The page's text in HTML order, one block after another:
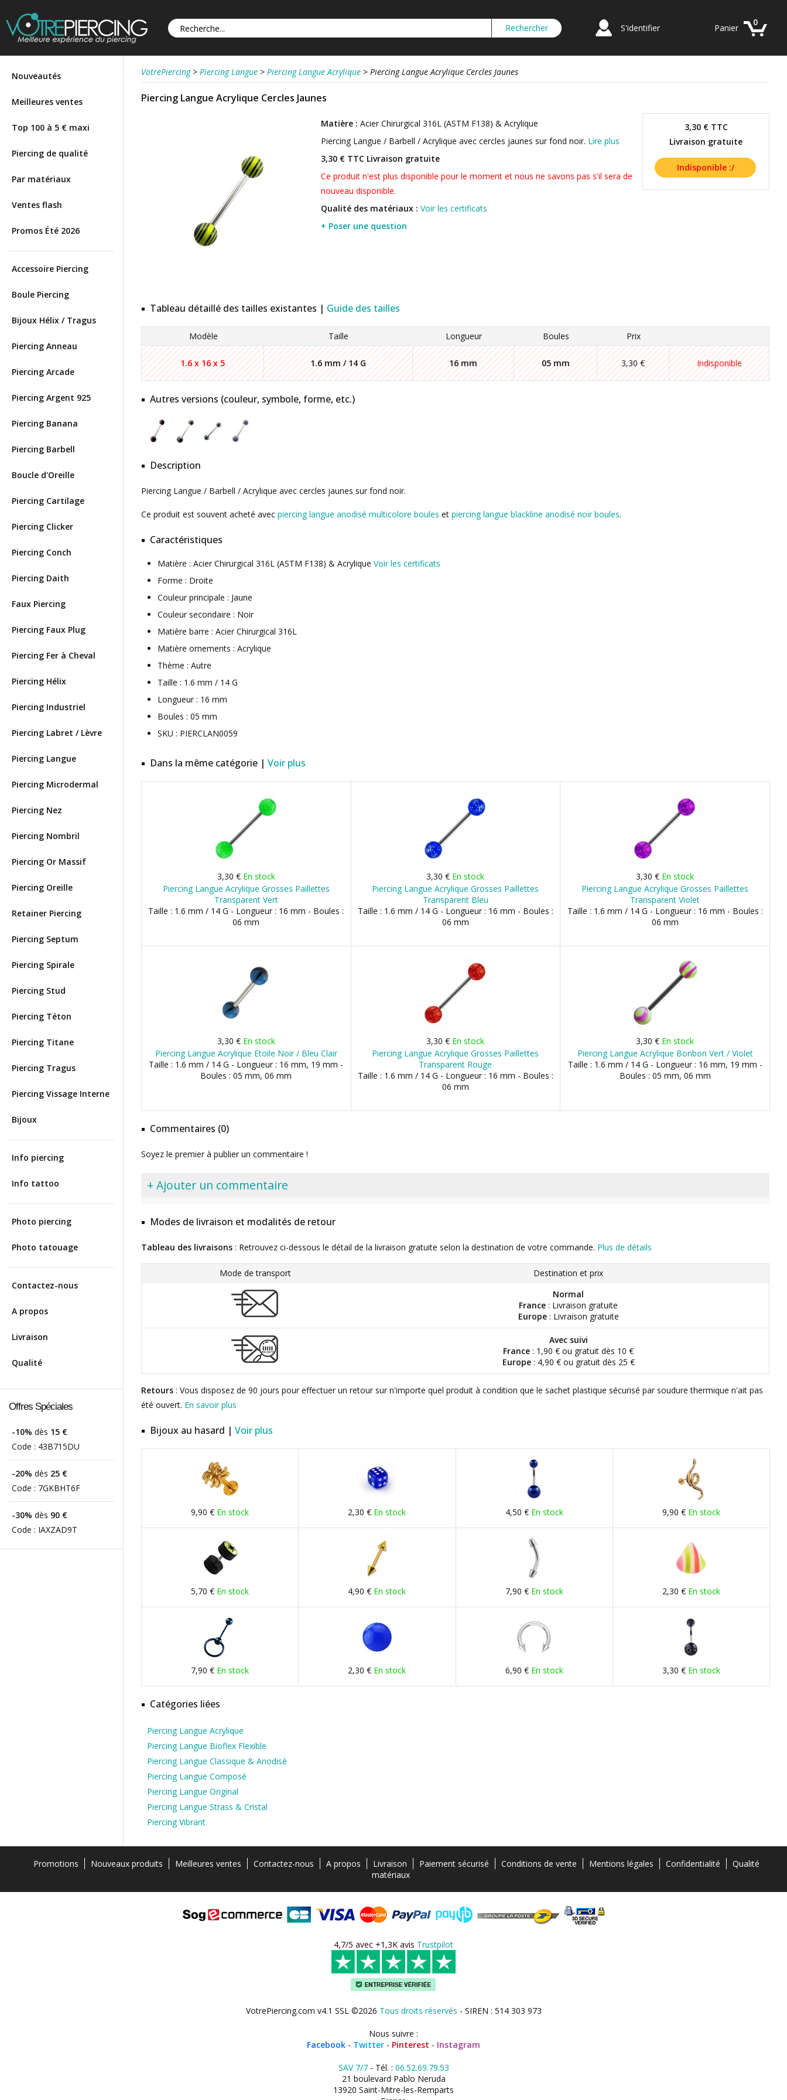
S'identifier
0
Panier
Nouveautés
Meilleures ventes
Top 100 à 5 € maxi
Piercing de qualité
Par matériaux
Ventes flash
Promos Été 2026
Accessoire Piercing
Boule Piercing
Bijoux Hélix / Tragus
Piercing Anneau
Piercing Arcade
Piercing Argent 925
Piercing Banana
Piercing Barbell
Boucle d'Oreille
Piercing Cartilage
Piercing Clicker
Piercing Conch
Piercing Daith
Faux Piercing
Piercing Faux Plug
Piercing Fer à Cheval
Piercing Hélix
Piercing Industriel
Piercing Labret / Lèvre
Piercing Langue
Piercing Microdermal
Piercing Nez
Piercing Nombril
Piercing Or Massif
Piercing Oreille
Retainer Piercing
Piercing Septum
Piercing Spirale
Piercing Stud
Piercing Téton
Piercing Titane
Piercing Tragus
Piercing Vissage Interne
Bijoux
Info piercing
Info tattoo
Photo piercing
Photo tatouage
Contactez-nous
A propos
Livraison
Qualité
Offres Spéciales
-10% dès 15 €
Code : 43B715DU
-20% dès 25 €
Code : 7GKBHT6F
-30% dès 90 €
Code : IAXZAD9T
VotrePiercing > Piercing Langue > Piercing Langue Acrylique > Piercing Langue Acrylique Cercles Jaunes
Piercing Langue Acrylique Cercles Jaunes
3,30 €TTC
Livraison gratuite
Matière : Acier Chirurgical 316L (ASTM F138) & Acrylique
Piercing Langue / Barbell / Acrylique avec cercles jaunes sur fond noir. Lire plus
3,30 € TTC Livraison gratuite
Ce produit n'est plus disponible pour le moment et nous ne savons pas s'il sera de
nouveau disponible.
Qualité des matériaux : Voir les certificats
+ Poser une question
Tableau détaillé des tailles existantes | Guide des tailles
Modèle Taille Longueur Boules Prix
1.6 x 16 x 5 1.6 mm / 14 G 16 mm 05 mm 3,30 € Indisponible
Autres versions (couleur, symbole, forme, etc.)
Description
Piercing Langue / Barbell / Acrylique avec cercles jaunes sur fond noir.
Ce produit est souvent acheté avec piercing langue anodisé multicolore boules et piercing langue blackline anodisé noir boules.
Caractéristiques
Matière : Acier Chirurgical 316L (ASTM F138) & Acrylique Voir les certificats
Forme : Droite
Couleur principale : Jaune
Couleur secondaire : Noir
Matière barre : Acier Chirurgical 316L
Matière ornements : Acrylique
Thème : Autre
Taille : 1.6 mm / 14 G
Longueur : 16 mm
Boules : 05 mm
SKU : PIERCLAN0059
Dans la même catégorie | Voir plus
3,30 € En stock
Piercing Langue Acrylique Grosses Paillettes
Transparent Vert
Taille : 1.6 mm / 14 G - Longueur : 16 mm - Boules :
06 mm
3,30 € En stock
Piercing Langue Acrylique Grosses Paillettes
Transparent Bleu
Taille : 1.6 mm / 14 G - Longueur : 16 mm - Boules :
06 mm
3,30 € En stock
Piercing Langue Acrylique Grosses Paillettes
Transparent Violet
Taille : 1.6 mm / 14 G - Longueur : 16 mm - Boules :
06 mm
3,30 € En stock
Piercing Langue Acrylique Etoile Noir / Bleu Clair
Taille : 1.6 mm / 14 G - Longueur : 16 mm, 19 mm -
Boules : 05 mm, 06 mm
3,30 € En stock
Piercing Langue Acrylique Grosses Paillettes
Transparent Rouge
Taille : 1.6 mm / 14 G - Longueur : 16 mm - Boules :
06 mm
3,30 € En stock
Piercing Langue Acrylique Bonbon Vert / Violet
Taille : 1.6 mm / 14 G - Longueur : 16 mm, 19 mm -
Boules : 05 mm, 06 mm
Commentaires (0)
Soyez le premier à publier un commentaire !
+ Ajouter un commentaire
Modes de livraison et modalités de retour
Tableau des livraisons : Retrouvez ci-dessous le détail de la livraison gratuite selon la destination de votre commande. Plus de détails
Mode de transport
Destination et prix
Normal
France : Livraison gratuite
Europe: Livraison gratuite
Avec suivi
France : 1,90 € ou gratuit dès 10 €
Europe: 4,90 € ou gratuit dès 25 €
Retours : Vous disposez de 90 jours pour effectuer un retour sur n'importe quel produit à condition que le sachet plastique sécurisé par soudure thermique n'ait pas
été ouvert. En savoir plus
Bijoux au hasard | Voir plus
9,90 € En stock 2,30 € En stock 4,50 € En stock 9,90 € En stock
5,70 € En stock 4,90 € En stock 7,90 € En stock 2,30 € En stock
7,90 € En stock 2,30 € En stock 6,90 € En stock 3,30 € En stock
Catégories liées
Piercing Langue Acrylique
Piercing Langue Bioflex Flexible
Piercing Langue Classique & Anodisé
Piercing Langue Composé
Piercing Langue Original
Piercing Langue Strass & Cristal
Piercing Vibrant
Promotions Nouveaux produits Meilleures ventes Contactez-nous A propos Livraison Paiement sécurisé Conditions de vente Mentions légales Confidentialité
Qualité
matériaux
4,7/5 avec +1,3K avis Trustpilot
VotrePiercing.com v4.1 SSL ©2026 Tous droits réservés - SIREN : 514 303 973
Nous suivre :
Facebook - Twitter - Pinterest - Instagram
SAV 7/7- Tél. : 06.52.69.79.53
21 boulevard Pablo Neruda
13920 Saint-Mitre-les-Remparts